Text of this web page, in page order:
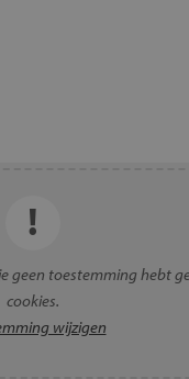
geen toestemming hebt
cookies.
wijzigen